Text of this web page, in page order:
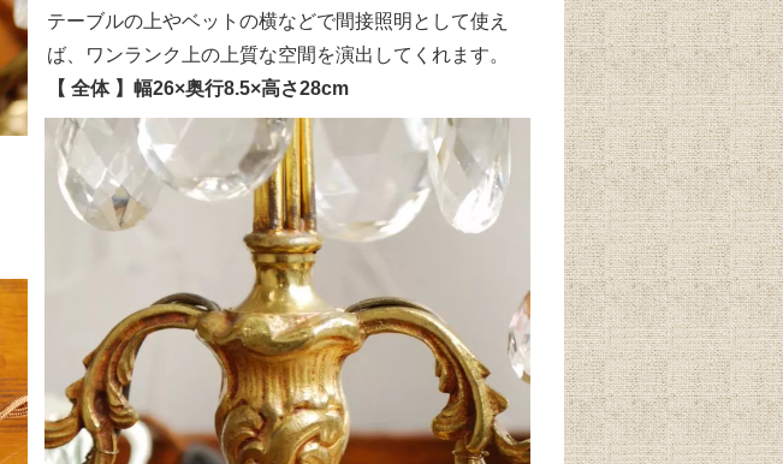
テーブルの上やベットの横などで間接照明として使え
ば、ワンランク上の上質な空間を演出してくれます。
【 全体 】幅26×奥行8.5×高さ28cm